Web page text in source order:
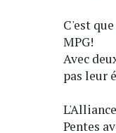
C'est
MPG!
Avec
pas leur
Pentes